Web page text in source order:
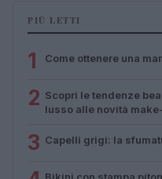
PIÙ LETTI
1 Come ottenere una
2 Scopri le tendenze
lusso alle novità
3 Capelli grigi: la